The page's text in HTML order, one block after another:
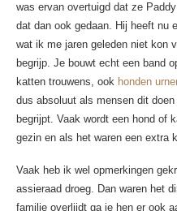
was ervan overtuigd dat ze
dat dan ook gedaan. Hij heeft nu
wat ik me jaren geleden niet kon
begrijp. Je bouwt echt een band
katten trouwens, ook honden
dus absoluut als mensen dit
begrijpt. Vaak wordt een hond of
gezin en als het waren een extra
Vaak heb ik wel opmerkingen
assieraad droeg. Dan waren het
familie overlijdt ga je hen er ook